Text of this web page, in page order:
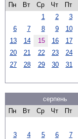
Пн
Вт Ср Чт Пт
1
2 3
6
7 8 9 10
13
14 15 16 17
20
21 22 23 24
27
28 29 30 31
серпень
Пн
Вт Ср Чт Пт
3
4 5 6 7